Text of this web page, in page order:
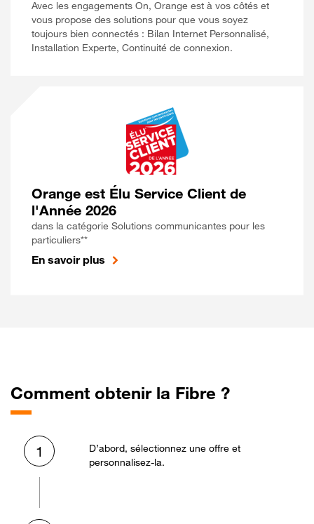
Avec les engagements On, Orange est à vos côtés et
vous propose des solutions pour que vous soyez
toujours bien connectés : Bilan Internet Personnalisé,
Installation Experte, Continuité de connexion.
Orange est Élu Service Client de
l'Année 2026
dans la catégorie Solutions communicantes pour les
particuliers**
En savoir plus
Comment obtenir la Fibre ?
1
D’abord, sélectionnez une offre et
personnalisez-la.